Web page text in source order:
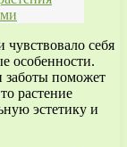
чувствовало себя
особенности.
заботы поможет
растение
эстетику и